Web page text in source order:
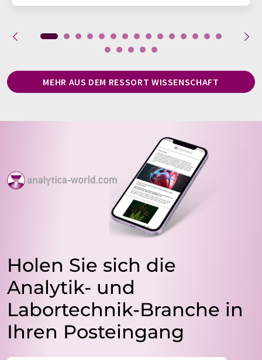
MEHR AUS DEM RESSORT WISSENSCHAFT
Holen Sie sich die
Analytik- und
Labortechnik-Branche in
Ihren Posteingang